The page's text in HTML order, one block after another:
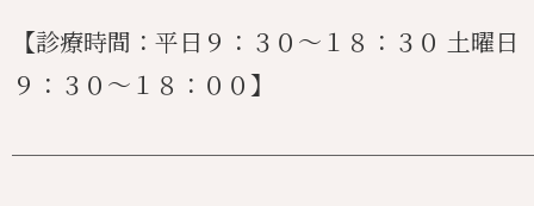
【診療時間：平日９：３０〜１８：３０ 土曜日
９：３０〜１８：００】